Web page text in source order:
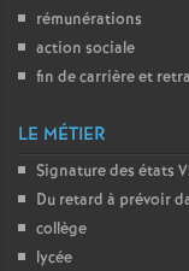
rémunérations
action sociale
fin de carrière et
LE MÉTIER
Signature des états
Du retard à prévoir
collège
lycée